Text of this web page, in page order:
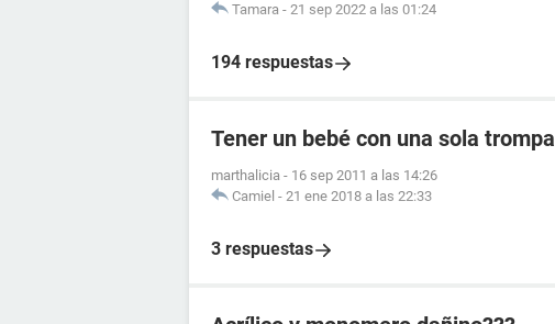
Tamara - 21 sep 2022 a las 01:24
194 respuestas
Tener un bebé con una sola trompa
marthalicia - 16 sep 2011 a las 14:26
Camiel - 21 ene 2018 a las 22:33
3 respuestas